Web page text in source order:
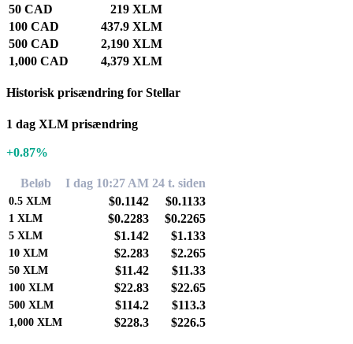
50 CAD
219 XLM
100 CAD
437.9 XLM
500 CAD
2,190 XLM
1,000 CAD
4,379 XLM
Historisk prisændring for Stellar
1 dag XLM prisændring
+0.87%
Beløb I dag 10:27 AM 24 t. siden
0.5 XLM $0.1142 $0.1133
1 XLM $0.2283 $0.2265
5 XLM $1.142 $1.133
10 XLM $2.283 $2.265
50 XLM $11.42 $11.33
100 XLM $22.83 $22.65
500 XLM $114.2 $113.3
1,000 XLM $228.3 $226.5